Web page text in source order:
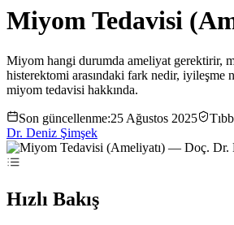
Miyom Tedavisi
Miyom hangi durumda ameliyat gerektirir,
histerektomi arasındaki fark nedir, iyileşme
miyom tedavisi hakkında.
Son güncellenme:25 Ağustos 2025
Dr. Deniz Şimşek
Hızlı Bakış